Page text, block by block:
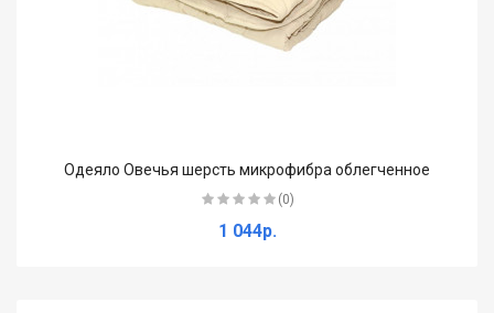
Одеяло Овечья шерсть микрофибра облегченное
(0)
1 044р.